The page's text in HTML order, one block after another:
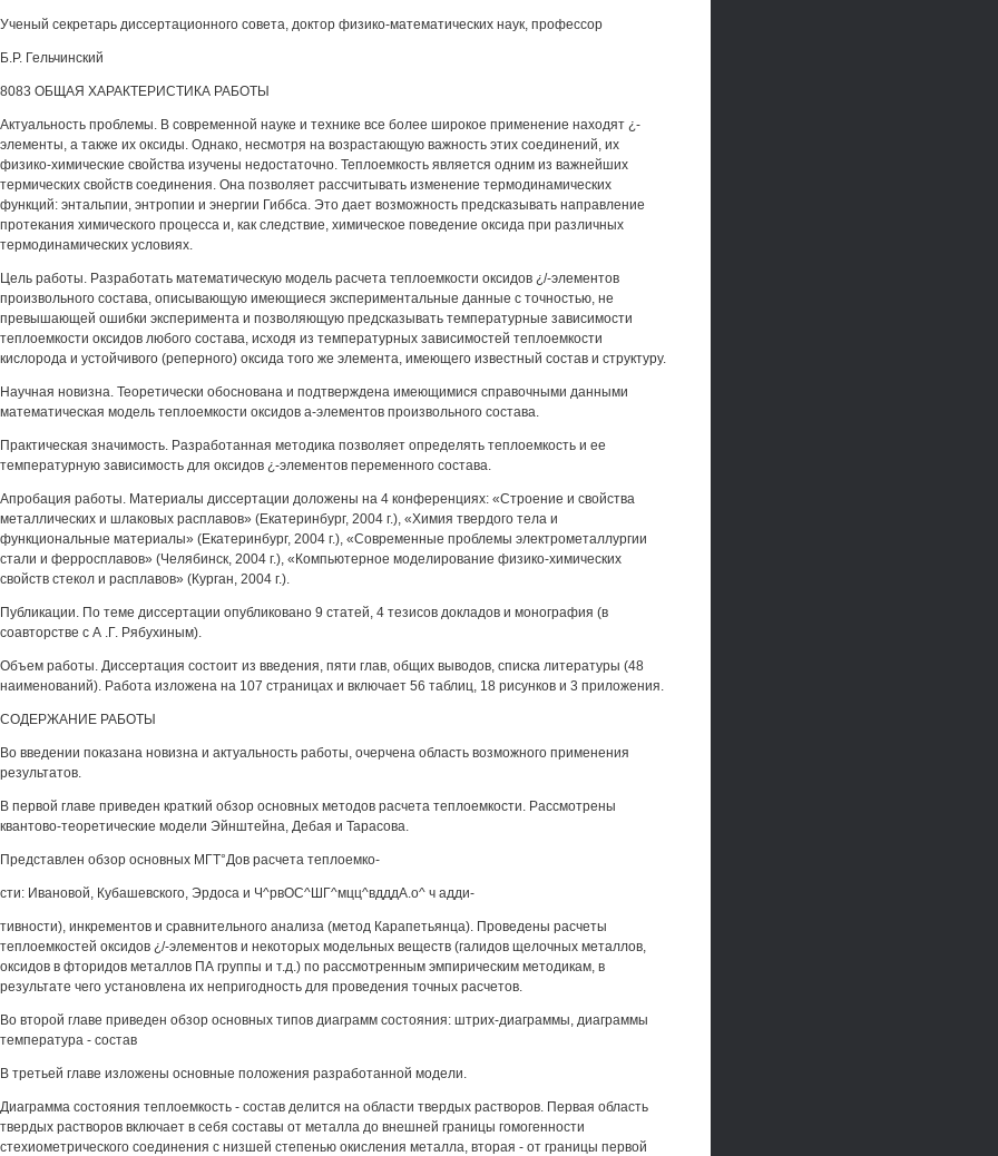
Ученый секретарь диссертационного совета, доктор физико-математических наук, профессор
Б.Р. Гельчинский
8083 ОБЩАЯ ХАРАКТЕРИСТИКА РАБОТЫ
Актуальность проблемы. В современной науке и технике все более широкое применение находят ¿-
элементы, а также их оксиды. Однако, несмотря на возрастающую важность этих соединений, их
физико-химические свойства изучены недостаточно. Теплоемкость является одним из важнейших
термических свойств соединения. Она позволяет рассчитывать изменение термодинамических
функций: энтальпии, энтропии и энергии Гиббса. Это дает возможность предсказывать направление
протекания химического процесса и, как следствие, химическое поведение оксида при различных
термодинамических условиях.
Цель работы. Разработать математическую модель расчета теплоемкости оксидов ¿/-элементов
произвольного состава, описывающую имеющиеся экспериментальные данные с точностью, не
превышающей ошибки эксперимента и позволяющую предсказывать температурные зависимости
теплоемкости оксидов любого состава, исходя из температурных зависимостей теплоемкости
кислорода и устойчивого (реперного) оксида того же элемента, имеющего известный состав и структуру.
Научная новизна. Теоретически обоснована и подтверждена имеющимися справочными данными
математическая модель теплоемкости оксидов а-элементов произвольного состава.
Практическая значимость. Разработанная методика позволяет определять теплоемкость и ее
температурную зависимость для оксидов ¿-элементов переменного состава.
Апробация работы. Материалы диссертации доложены на 4 конференциях: «Строение и свойства
металлических и шлаковых расплавов» (Екатеринбург, 2004 г.), «Химия твердого тела и
функциональные материалы» (Екатеринбург, 2004 г.), «Современные проблемы электрометаллургии
стали и ферросплавов» (Челябинск, 2004 г.), «Компьютерное моделирование физико-химических
свойств стекол и расплавов» (Курган, 2004 г.).
Публикации. По теме диссертации опубликовано 9 статей, 4 тезисов докладов и монография (в
соавторстве с А .Г. Рябухиным).
Объем работы. Диссертация состоит из введения, пяти глав, общих выводов, списка литературы (48
наименований). Работа изложена на 107 страницах и включает 56 таблиц, 18 рисунков и 3 приложения.
СОДЕРЖАНИЕ РАБОТЫ
Во введении показана новизна и актуальность работы, очерчена область возможного применения
результатов.
В первой главе приведен краткий обзор основных методов расчета теплоемкости. Рассмотрены
квантово-теоретические модели Эйнштейна, Дебая и Тарасова.
Представлен обзор основных МГТ°Дов расчета теплоемко-
сти: Ивановой, Кубашевского, Эрдоса и Ч^рвОС^ШГ^мцц^вдддА.о^ ч адди-
тивности), инкрементов и сравнительного анализа (метод Карапетьянца). Проведены расчеты
теплоемкостей оксидов ¿/-элементов и некоторых модельных веществ (галидов щелочных металлов,
оксидов в фторидов металлов ПА группы и т.д.) по рассмотренным эмпирическим методикам, в
результате чего установлена их непригодность для проведения точных расчетов.
Во второй главе приведен обзор основных типов диаграмм состояния: штрих-диаграммы, диаграммы
температура - состав
В третьей главе изложены основные положения разработанной модели.
Диаграмма состояния теплоемкость - состав делится на области твердых растворов. Первая область
твердых растворов включает в себя составы от металла до внешней границы гомогенности
стехиометрического соединения с низшей степенью окисления металла, вторая - от границы первой